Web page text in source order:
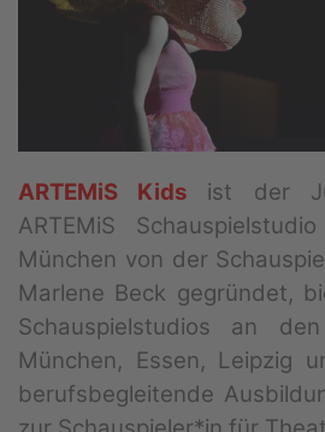
ARTEMiS Kids ist der
ARTEMiS
München von der
Marlene Beck gegründet,
Schauspielstudios an
München, Essen, Leipzig
berufsbegleitende